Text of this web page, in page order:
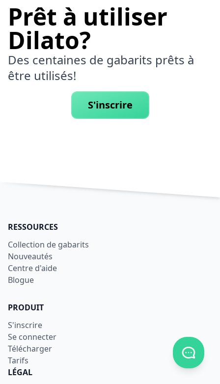
Prêt à utiliser
Dilato?
Des centaines de gabarits prêts à
être utilisés!
S'inscrire
RESSOURCES
Collection de gabarits
Nouveautés
Centre d'aide
Blogue
PRODUIT
S'inscrire
Se connecter
Télécharger
Tarifs
LÉGAL